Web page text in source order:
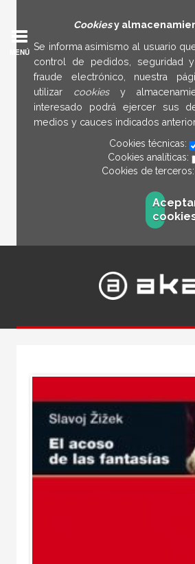
Cookiesy
Se informa asimismo al usuario
control de pedidos, seguridad
fraude electrónico, nuestra
utilizar cookies y
interesado podrá ejercer sus
medios y cauces indicados
Cookies técnicas:
Cookies analíticas:
Cookies de terceros:
MENÚ